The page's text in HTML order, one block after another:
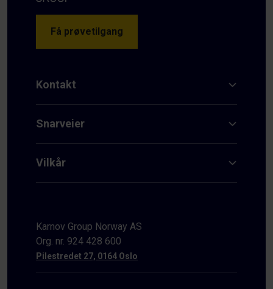
Få prøvetilgang
Kontakt
Snarveier
Vilkår
Karnov Group Norway AS
Org. nr. 924 428 600
Pilestredet 27, 0164 Oslo